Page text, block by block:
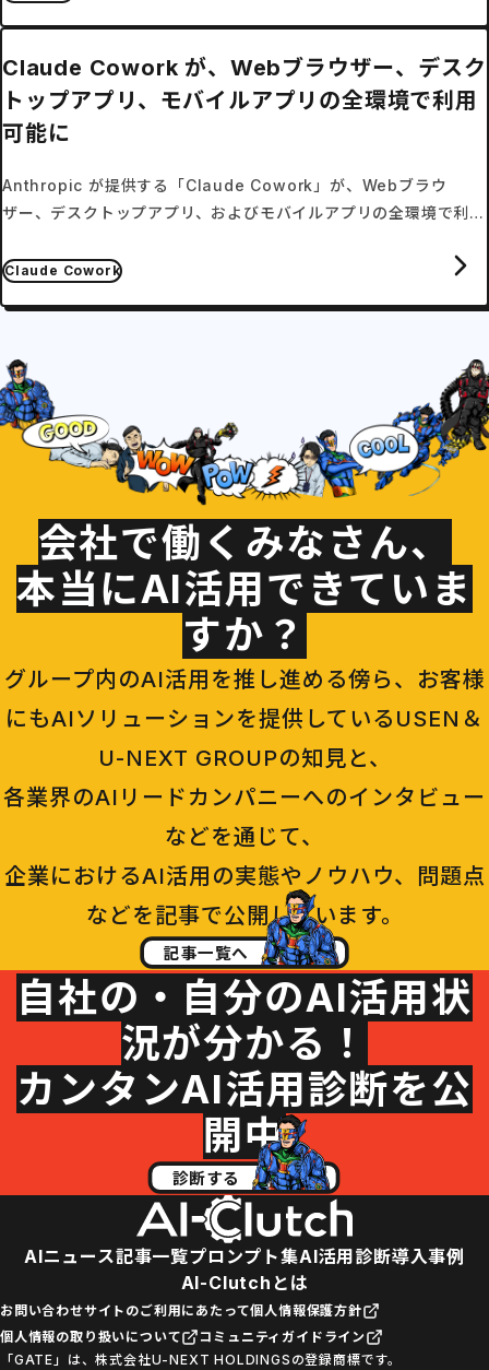
Claude Cowork が、Webブラウザー、デスク
トップアプリ、モバイルアプリの全環境で利用
可能に
Anthropic が提供する「Claude Cowork」が、Webブラウ
ザー、デスクトップアプリ、およびモバイルアプリの全環境で利用
Claude Cowork
会社で働くみなさん、
本当にAI活用できていま
すか？
グループ内のAI活用を推し進める傍ら、お客様
にもAIソリューションを提供しているUSEN＆
U-NEXT GROUPの知見と、
各業界のAIリードカンパニーへのインタビュー
などを通じて、
企業におけるAI活用の実態やノウハウ、問題点
などを記事で公開しています。
記事一覧へ
自社の・自分のAI活用状
況が分かる！
カンタンAI活用診断を公
開中
診断する
AIニュース記事一覧プロンプト集AI活用診断導入事例
AI-Clutchとは
お問い合わせサイトのご利用にあたって個人情報保護方針
個人情報の取り扱いについて
コミュニティガイドライン
「GATE」は、株式会社U-NEXT HOLDINGSの登録商標です。